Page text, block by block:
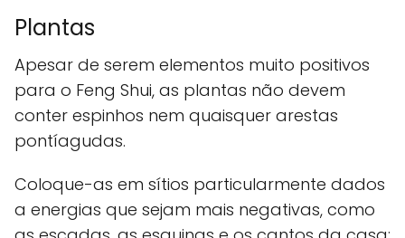
Plantas
Apesar de serem elementos muito positivos
para o Feng Shui, as plantas não devem
conter espinhos nem quaisquer arestas
pontíagudas.
Coloque-as em sítios particularmente dados
a energias que sejam mais negativas, como